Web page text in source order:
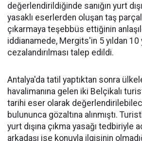
değerlendirildiğinde sanığın yurt
yasaklı eserlerden oluşan taş
çıkarmaya teşebbüs ettiğinin
iddianamede, Mergits'in 5 yıldan 10
cezalandırılması talep edildi.
Antalya'da tatil yaptıktan sonra
havalimanına gelen iki Belçikalı
tarihi eser olarak
bulununca gözaltına alınmıştı.
yurt dışına çıkma yasağı tedbiriyle
arkadaşı ise konuyla ilgisinin